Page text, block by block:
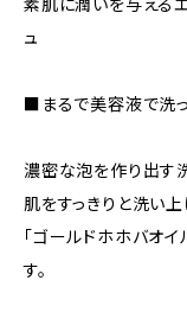
素肌に潤いを与える
ュ
■まるで美容液で洗
濃密な泡を作り出す
肌をすっきりと洗い
「ゴールドホホバオ
す。